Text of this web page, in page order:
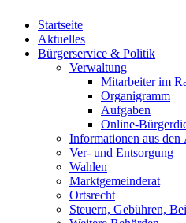
Startseite
Aktuelles
Bürgerservice & Politik
Verwaltung
Mitarbeiter im
Organigramm
Aufgaben
Online-
Informationen aus den
Ver- und Entsorgung
Wahlen
Marktgemeinderat
Ortsrecht
Steuern, Gebühren,